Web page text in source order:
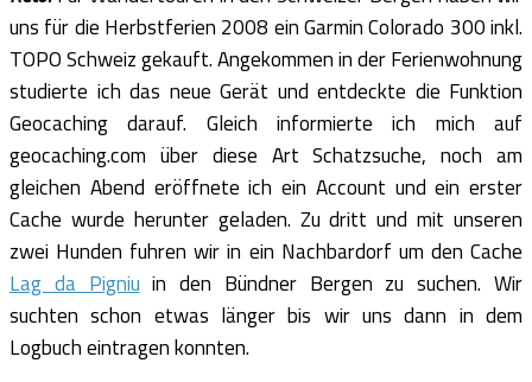
uns für die Herbstferien 2008 ein Garmin Colorado 300 inkl.
TOPO Schweiz gekauft. Angekommen in der Ferienwohnung
studierte ich das neue Gerät und entdeckte die Funktion
Geocaching darauf. Gleich informierte ich mich auf
geocaching.com über diese Art Schatzsuche, noch am
gleichen Abend eröffnete ich ein Account und ein erster
Cache wurde herunter geladen. Zu dritt und mit unseren
zwei Hunden fuhren wir in ein Nachbardorf um den Cache
Lag da Pigniuin den Bündner Bergen zu suchen. Wir
suchten schon etwas länger bis wir uns dann in dem
Logbuch eintragen konnten.